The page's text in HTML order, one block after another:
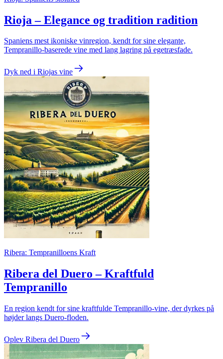
Rioja – Elegance og tradition radition
Spaniens mest ikoniske vinregion, kendt for sine elegante,
Tempranillo-baserede vine med lang lagring på egetræsfade.
Dyk ned i Riojas vine
Ribera: Tempranilloens Kraft
Ribera del Duero – Kraftfuld
Tempranillo
En region kendt for sine kraftfulde Tempranillo-vine, der dyrkes på
højder langs Duero-floden.
Oplev Ribera del Duero